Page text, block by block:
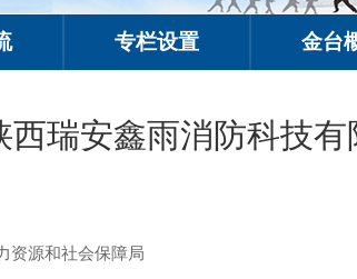
专栏设置 金台
瑞安鑫雨消防科技有
资源和社会保障局